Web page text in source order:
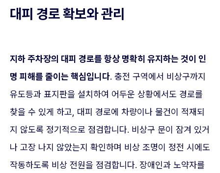
대피 경로 확보와 관리
지하 주차장의 대피 경로를 항상 명확히 유지하는 것이 인
명 피해를 줄이는 핵심입니다. 충전 구역에서 비상구까지
유도등과 표지판을 설치하여 어두운 상황에서도 경로를
찾을 수 있게 하고, 대피 경로에 차량이나 물건이 적재되
지 않도록 정기적으로 점검합니다. 비상구 문이 잠겨 있거
나 고장 나지 않았는지 확인하며 비상 조명이 정전 시에도
작동하도록 비상 전원을 점검합니다. 장애인과 노약자를